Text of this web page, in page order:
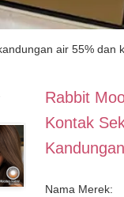
air 55% dan
Rabbit
Kontak
Nama Merek: